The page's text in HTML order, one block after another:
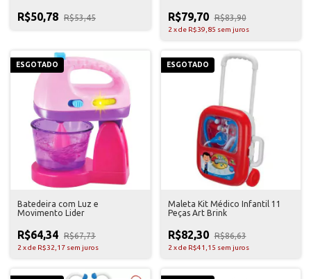
R$50,78 R$53,45 R$79,70 R$83,90
2 xde R$39,85 sem juros
ESGOTADO
Batedeira com Luz e
Movimento Lider
R$64,34 R$67,73
2 xde R$32,17 sem juros
ESGOTADO
Maleta Kit Médico Infantil 11
Peças Art Brink
R$82,30 R$86,63
2 xde R$41,15 sem juros